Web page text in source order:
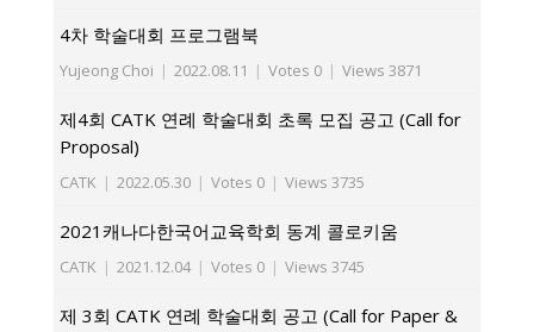
4차 학술대회 프로그램북
Yujeong Choi | 2022.08.11 | Votes 0 | Views 3871
제4회 CATK 연례 학술대회 초록 모집 공고 (Call for
Proposal)
CATK | 2022.05.30 | Votes 0 | Views 3735
2021캐나다한국어교육학회 동계 콜로키움
CATK | 2021.12.04 | Votes 0 | Views 3745
제 3회 CATK 연례 학술대회 공고 (Call for Paper &